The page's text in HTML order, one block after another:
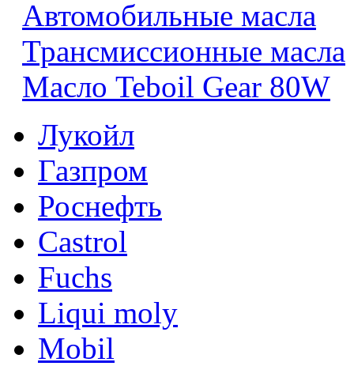
Автомобильные масла
Трансмиссионные масла
Масло Teboil Gear 80W
Лукойл
Газпром
Роснефть
Castrol
Fuchs
Liqui moly
Mobil